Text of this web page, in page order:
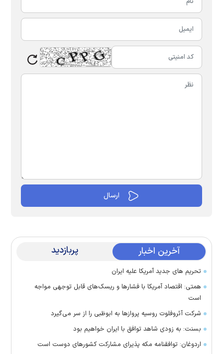
آخرین اخبار پربازدید
تحریم های جدید آمریکا علیه ایران
همتی: اقتصاد آمریکا با فشارها و ریسک‌های قابل توجهی مواجه
است
شرکت آئروفلوت روسیه پرواز‌ها به ابوظبی را از سر می‌گیرد
بسنت: به زودی شاهد توافق با ایران خواهیم بود
اردوغان: توافقنامه مکه پذیرای مشارکت کشور‌های دوست است